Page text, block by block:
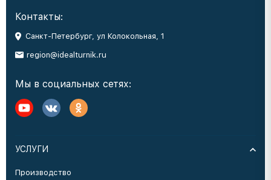
Контакты:
Санкт-Петербург, ул Колокольная, 1
region@idealturnik.ru
Мы в социальных сетях:
УСЛУГИ
Производство